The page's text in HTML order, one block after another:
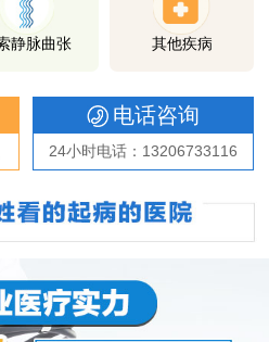
静脉曲张 其他疾病
电话咨询
24小时电话：13206733116